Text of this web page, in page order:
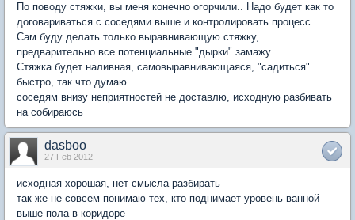
По поводу стяжки, вы меня конечно огорчили.. Надо будет как то
договариваться с соседями выше и контролировать процесс..
Сам буду делать только выравнивающую стяжку,
предварительно все потенциальные "дырки" замажу.
Стяжка будет наливная, самовыравнивающаяся, "садиться"
быстро, так что думаю
соседям внизу неприятностей не доставлю, исходную разбивать
на собираюсь
dasboo
27 Feb 2012
исходная хорошая, нет смысла разбирать
так же не совсем понимаю тех, кто поднимает уровень ванной
выше пола в коридоре